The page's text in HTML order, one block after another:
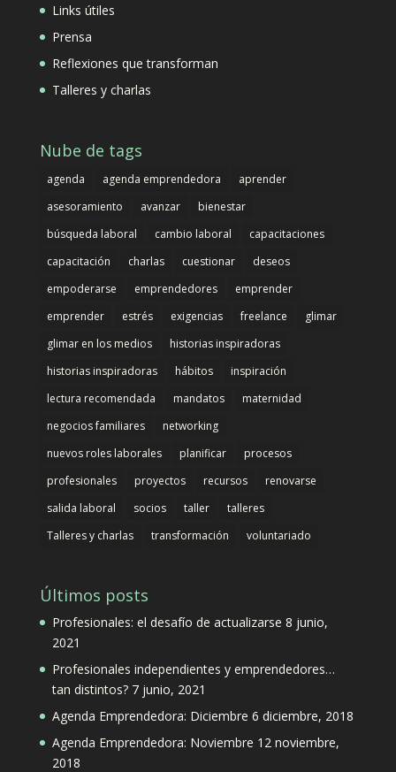
Links útiles
Prensa
Reflexiones que transforman
Talleres y charlas
Nube de tags
agenda agenda emprendedora
aprender
asesoramiento
avanzar
bienestar
búsqueda laboral
cambio laboral
capacitaciones
capacitación
charlas cuestionar
deseos
empoderarse
emprendedores
emprender
emprender
estrés exigencias freelance
glimar
glimar en los medios
historias inspiradoras
historias inspiradoras
hábitos
inspiración
lectura recomendada
mandatos
maternidad
negocios familiares
networking
nuevos roles laborales
planificar
procesos
profesionales
proyectos recursos
renovarse
salida laboral
socios taller
talleres
Talleres y charlas
transformación voluntariado
Últimos posts
Profesionales: el desafío de actualizarse 8 junio,
2021
Profesionales independientes y emprendedores…
tan distintos? 7 junio, 2021
Agenda Emprendedora: Diciembre 6 diciembre, 2018
Agenda Emprendedora: Noviembre 12 noviembre,
2018